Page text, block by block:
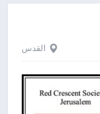
القدس